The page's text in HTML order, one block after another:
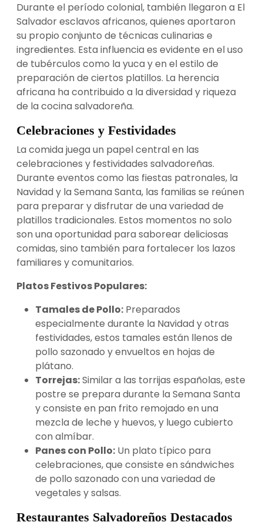
Durante el período colonial, también llegaron a El
Salvador esclavos africanos, quienes aportaron
su propio conjunto de técnicas culinarias e
ingredientes. Esta influencia es evidente en el uso
de tubérculos como la yuca y en el estilo de
preparación de ciertos platillos. La herencia
africana ha contribuido a la diversidad y riqueza
de la cocina salvadoreña.
Celebraciones y Festividades
La comida juega un papel central en las
celebraciones y festividades salvadoreñas.
Durante eventos como las fiestas patronales, la
Navidad y la Semana Santa, las familias se reúnen
para preparar y disfrutar de una variedad de
platillos tradicionales. Estos momentos no solo
son una oportunidad para saborear deliciosas
comidas, sino también para fortalecer los lazos
familiares y comunitarios.
Platos Festivos Populares:
Tamales de Pollo: Preparados
especialmente durante la Navidad y otras
festividades, estos tamales están llenos de
pollo sazonado y envueltos en hojas de
plátano.
Torrejas:Similar a las torrijas españolas, este
postre se prepara durante la Semana Santa
y consiste en pan frito remojado en una
mezcla de leche y huevos, y luego cubierto
con almíbar.
Panes con Pollo: Un plato típico para
celebraciones, que consiste en sándwiches
de pollo sazonado con una variedad de
vegetales y salsas.
Restaurantes Salvadoreños Destacados